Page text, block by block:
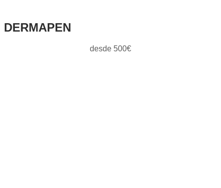
DERMAPEN
desde 500€